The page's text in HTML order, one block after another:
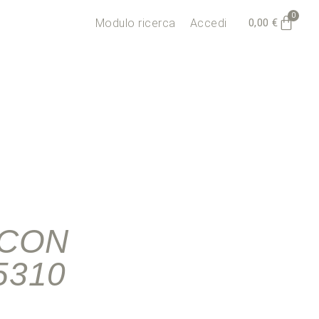
Modulo ricerca Accedi 0,00€
0